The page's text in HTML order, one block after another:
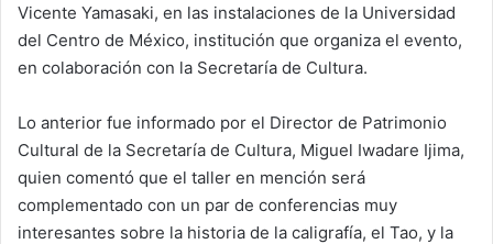
Vicente Yamasaki, en las instalaciones de la Universidad
del Centro de México, institución que organiza el evento,
en colaboración con la Secretaría de Cultura.
Lo anterior fue informado por el Director de Patrimonio
Cultural de la Secretaría de Cultura, Miguel Iwadare Ijima,
quien comentó que el taller en mención será
complementado con un par de conferencias muy
interesantes sobre la historia de la caligrafía, el Tao, y la